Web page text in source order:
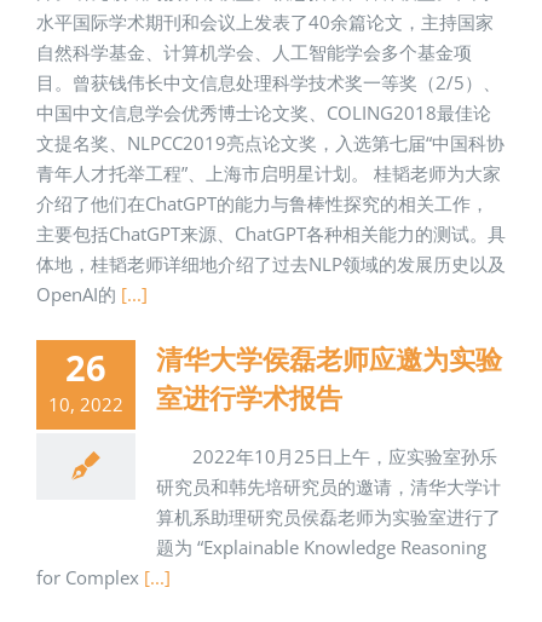
水平国际学术期刊和会议上发表了40余篇论文，主持国家
自然科学基金、计算机学会、人工智能学会多个基金项
目。曾获钱伟长中文信息处理科学技术奖一等奖（2/5）、
中国中文信息学会优秀博士论文奖、COLING2018最佳论
文提名奖、NLPCC2019亮点论文奖，入选第七届“中国科协
青年人才托举工程”、上海市启明星计划。 桂韬老师为大家
介绍了他们在ChatGPT的能力与鲁棒性探究的相关工作，
主要包括ChatGPT来源、ChatGPT各种相关能力的测试。具
体地，桂韬老师详细地介绍了过去NLP领域的发展历史以及
OpenAI的 [...]
26
10, 2022
清华大学侯磊老师应邀为实验
室进行学术报告
2022年10月25日上午，应实验室孙乐
研究员和韩先培研究员的邀请，清华大学计
算机系助理研究员侯磊老师为实验室进行了
题为 “Explainable Knowledge Reasoning
for Complex [...]